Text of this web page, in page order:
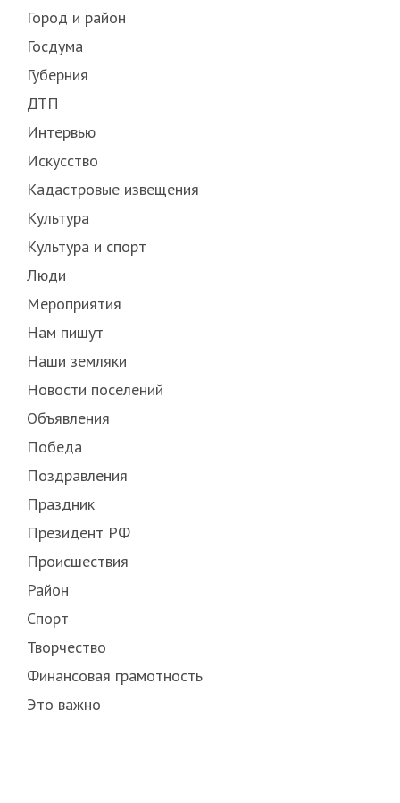
Город и район
Госдума
Губерния
ДТП
Интервью
Искусство
Кадастровые извещения
Культура
Культура и спорт
Люди
Мероприятия
Нам пишут
Наши земляки
Новости поселений
Объявления
Победа
Поздравления
Праздник
Президент РФ
Происшествия
Район
Спорт
Творчество
Финансовая грамотность
Это важно